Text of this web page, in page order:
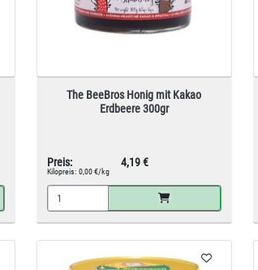
The BeeBros Honig mit Kakao
Erdbeere 300gr
Preis: 4,19 €
Kilopreis: 0,00 €/kg